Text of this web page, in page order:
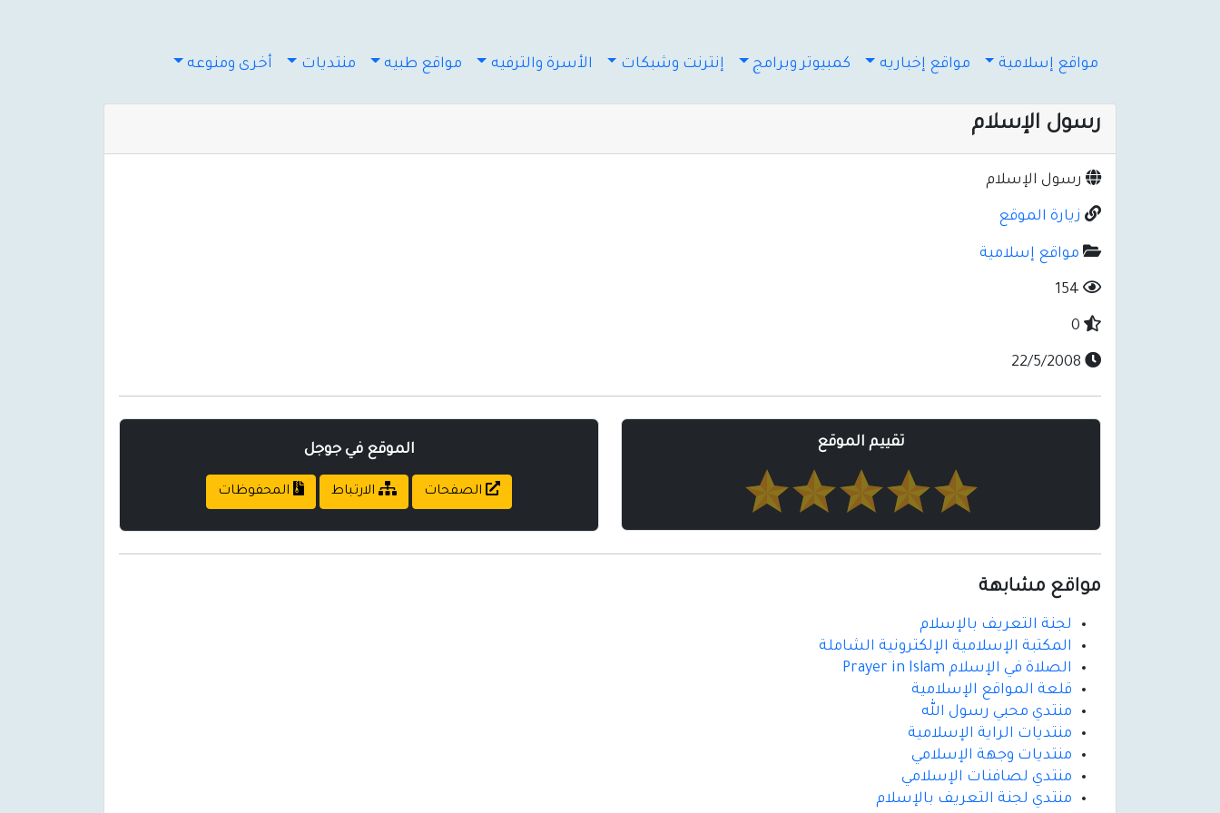
مواقع إسلامية مواقع إخباريه كمبيوتر وبرامج إنترنت وشبكات الأسرة والترفيه مواقع طبيه منتديات أخرى ومنوعه
رسول الإسلام
رسول الإسلام
زيارة الموقع
مواقع إسلامية
تقييم الموقع الموقع في جوجل
الصفحات الارتباط المحفوظات
مواقع مشابهة
لجنة التعريف بالإسلام
المكتبة الإسلامية الإلكترونية الشاملة
الصلاة في الإسلام Prayer in Islam
قلعة المواقع الإسلامية
منتدي محبي رسول الله
منتديات الراية الإسلامية
منتديات وجهة الإسلامي
منتدي لصافنات الإسلامي
منتدي لجنة التعريف بالإسلام